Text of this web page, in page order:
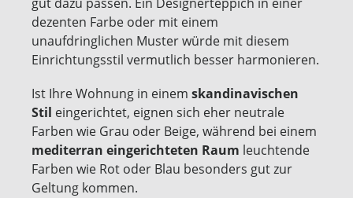
dezenten Farbe oder mit einem
unaufdringlichen Muster würde mit diesem
Einrichtungsstil vermutlich besser harmonieren.
Ist Ihre Wohnung in einem skandinavischen
Stil eingerichtet, eignen sich eher neutrale
Farben wie Grau oder Beige, während bei einem
mediterran eingerichteten Raum leuchtende
Farben wie Rot oder Blau besonders gut zur
Geltung kommen.